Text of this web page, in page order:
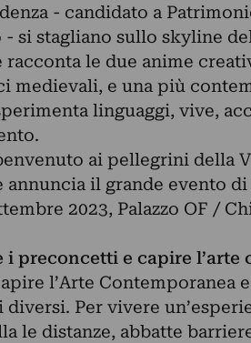
- candidato a
- si stagliano sullo skyline
le due anime
medievali, e una più
linguaggi, vive,
ai pellegrini della
il grande evento di
2023, Palazzo OF /
i preconcetti e capire l’arte
l’Arte Contemporanea
Per vivere
le distanze, abbatte